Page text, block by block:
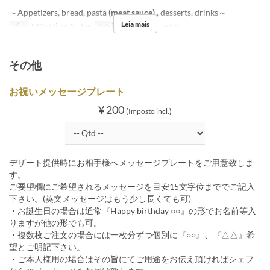
～Appetizers, bread, pasta(meat sauce), desserts, drinks～
Dias T, Qa, Qi, Sx, Sa, Fer Refeições Almoço, Jantar
Leia mais
その他
お祝いメッセージプレート
¥ 200 (Imposto incl.)
デザート提供時にお相手様へメッセージプレートをご用意致しま
す。
ご要望欄にご希望されるメッセージを目安15文字位まででご記入
下さい。(英文メッセージはもう少し長くても可)
・お誕生日の場合は通常『Happy birthday ○○』の形でお名前等入
りますが他の形でも可。
・複数枚ご注文の場合には一枚分ずつ個別に『○○』、『△△』希
望とご明記下さい。
・ご本人様用の場合はその旨にてご用途をお伝え頂ければシェフ